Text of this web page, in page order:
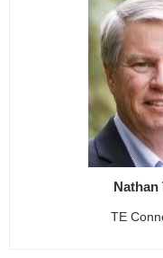
Nathan
TE